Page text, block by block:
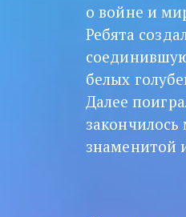
о войне и
Ребята
белых
Далее
знаменитой